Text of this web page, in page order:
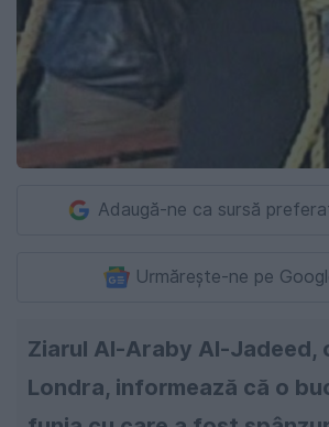
Adaugă-ne ca sursă
Urmărește-ne pe
Ziarul Al-Araby Al-Jadeed,
Londra, informează că o